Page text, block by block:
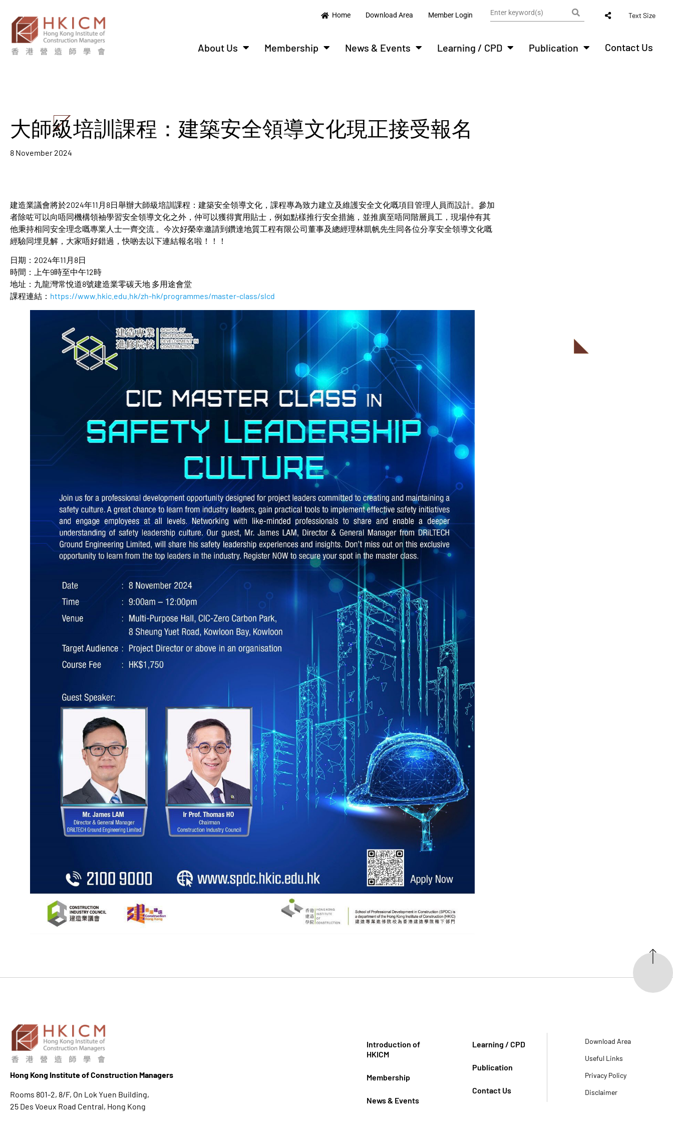
Home Download Area Member Login Text Size
About Us Membership News & Events Learning / CPD Publication Contact Us
大師級培訓課程：建築安全領導文化現正接受報名
8 November 2024
建造業議會將於2024年11月8日舉辦大師級培訓課程：建築安全領導文化，課程專為致力建立及維護安全文化嘅項目管理人員而設計。參加
者除咗可以向唔同機構領袖學習安全領導文化之外，仲可以獲得實用貼士，例如點樣推行安全措施，並推廣至唔同階層員工，現場仲有其
他秉持相同安全理念嘅專業人士一齊交流 。今次好榮幸邀請到鑽達地質工程有限公司董事及總經理林凱帆先生同各位分享安全領導文化嘅
經驗同埋見解，大家唔好錯過，快啲去以下連結報名啦！！！
日期：2024年11月8日
時間：上午9時至中午12時
地址：九龍灣常悅道8號建造業零碳天地 多用途會堂
課程連結： https://www.hkic.edu.hk/zh-hk/programmes/master-class/slcd
Hong Kong Institute of Construction Managers
Rooms 801-2, 8/F, On Lok Yuen Building,
25 Des Voeux Road Central, Hong Kong
Introduction of
HKICM
Membership
News & Events
Learning / CPD
Publication
Contact Us
Download Area
Useful Links
Privacy Policy
Disclaimer